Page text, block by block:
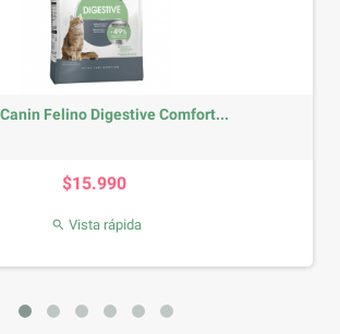
Felino Digestive Comfort...
$15.990
 Vista rápida